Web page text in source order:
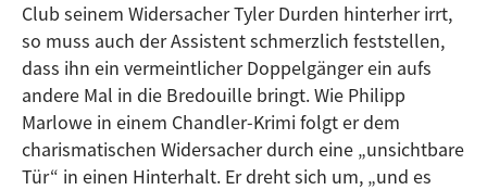
Club seinem Widersacher Tyler Durden hinterher irrt,
so muss auch der Assistent schmerzlich feststellen,
dass ihn ein vermeintlicher Doppelgänger ein aufs
andere Mal in die Bredouille bringt. Wie Philipp
Marlowe in einem Chandler-Krimi folgt er dem
charismatischen Widersacher durch eine „unsichtbare
Tür“ in einen Hinterhalt. Er dreht sich um, „und es